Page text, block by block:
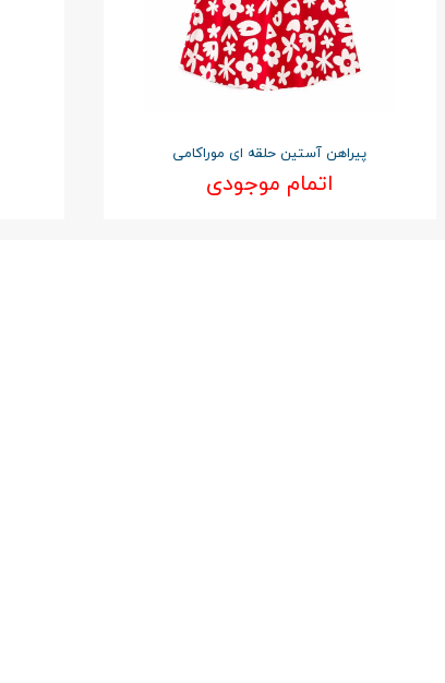
پیراهن آستین حلقه ای موراکامی
اتمام موجودی